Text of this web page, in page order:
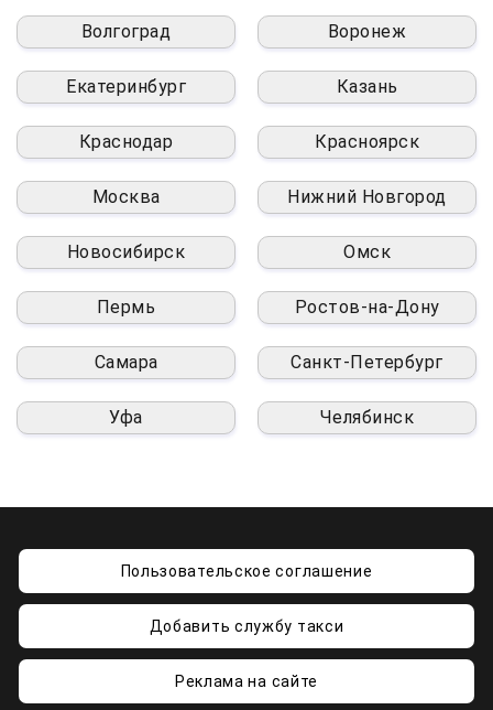
Волгоград Воронеж
Екатеринбург Казань
Краснодар Красноярск
Москва Нижний Новгород
Новосибирск Омск
Пермь Ростов-на-Дону
Самара Санкт-Петербург
Уфа Челябинск
Пользовательское соглашение
Добавить службу такси
Реклама на сайте